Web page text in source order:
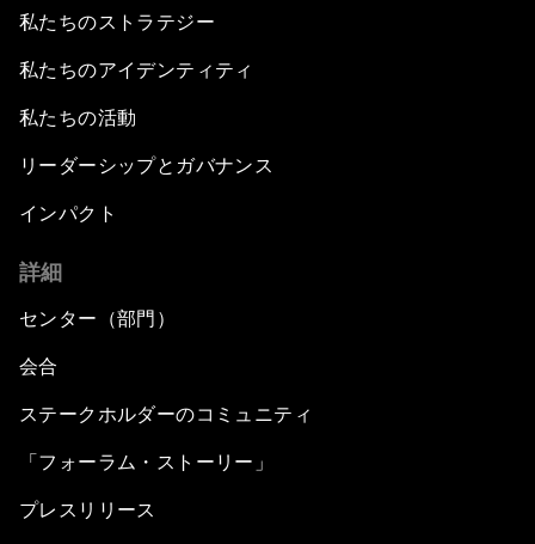
私たちのストラテジー
私たちのアイデンティティ
私たちの活動
リーダーシップとガバナンス
インパクト
詳細
センター（部門）
会合
ステークホルダーのコミュニティ
「フォーラム・ストーリー」
プレスリリース